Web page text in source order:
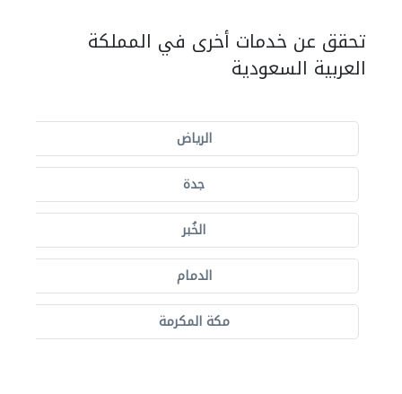
تحقق عن خدمات أخرى في المملكة
العربية السعودية
الرياض
جدة
الخُبر
الدمام
مكة المكرمة